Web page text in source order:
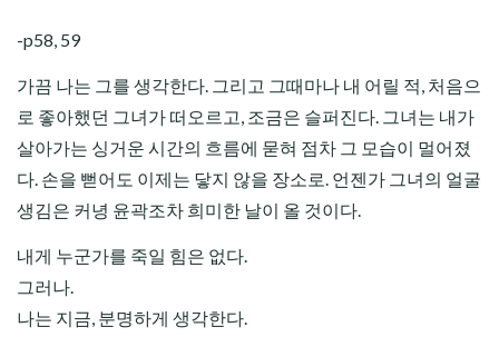
-p58, 59
가끔 나는 그를 생각한다. 그리고 그때마나 내 어릴 적, 처음으
로 좋아했던 그녀가 떠오르고, 조금은 슬퍼진다. 그녀는 내가
살아가는 싱거운 시간의 흐름에 묻혀 점차 그 모습이 멀어졌
다. 손을 뻗어도 이제는 닿지 않을 장소로. 언젠가 그녀의 얼굴
생김은 커녕 윤곽조차 희미한 날이 올 것이다.
내게 누군가를 죽일 힘은 없다.
그러나.
나는 지금, 분명하게 생각한다.